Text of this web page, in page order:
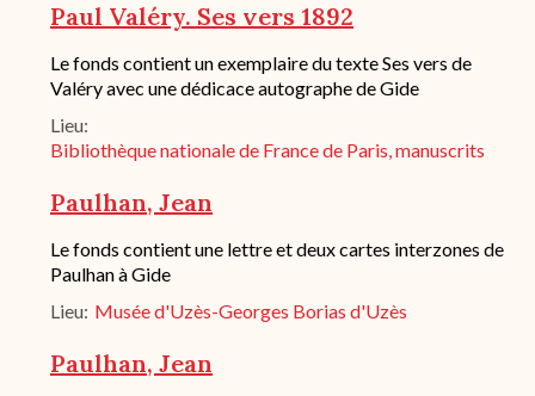
conservation
Paul Valéry. Ses vers 1892
Description
succincte
fond
/
conservation
Le fonds contient un exemplaire du texte Ses vers de
Valéry avec une dédicace autographe de Gide
Lieu
Bibliothèque nationale de France de Paris, manuscrits
Paulhan, Jean
Description
succincte
fond
historique
de
Le fonds contient une lettre et deux cartes interzones de
Paulhan à Gide
Lieu Musée d'Uzès-Georges Borias d'Uzès
Paulhan, Jean